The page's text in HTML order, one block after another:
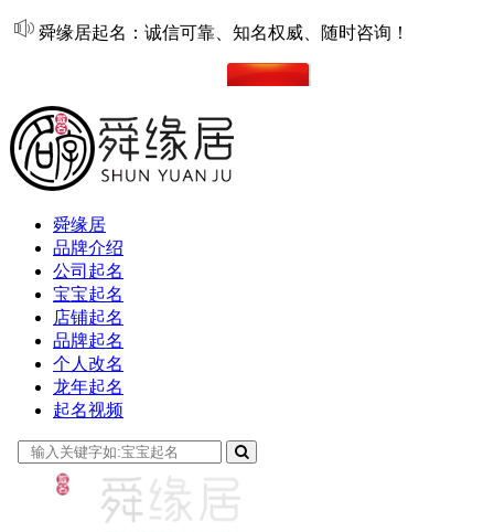
舜缘居起名：诚信可靠、知名权威、随时咨询！
舜缘居
品牌介绍
公司起名
宝宝起名
店铺起名
品牌起名
个人改名
龙年起名
起名视频